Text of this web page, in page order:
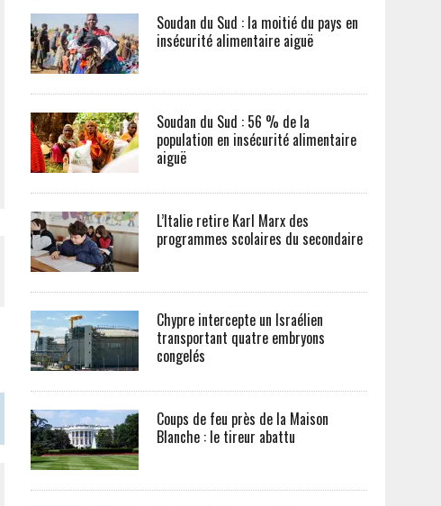
Soudan du Sud : la moitié du pays en
insécurité alimentaire aiguë
Soudan du Sud : 56 % de la
population en insécurité alimentaire
aiguë
L’Italie retire Karl Marx des
programmes scolaires du secondaire
Chypre intercepte un Israélien
transportant quatre embryons
congelés
Coups de feu près de la Maison
Blanche : le tireur abattu